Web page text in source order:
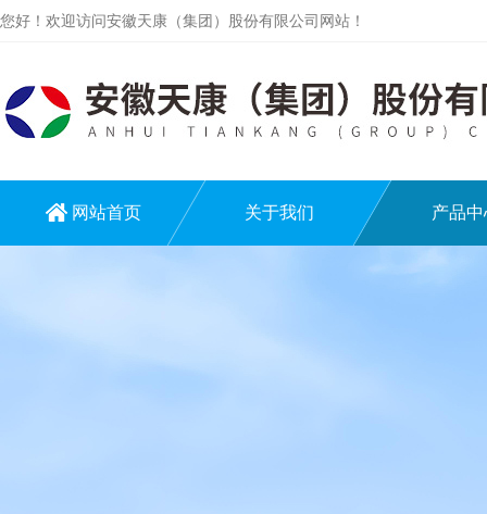
您好！欢迎访问安徽天康（集团）股份有限公司网站！
网站首页 关于我们 产品中